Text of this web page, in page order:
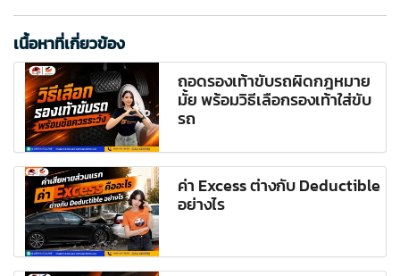
เนื้อหาที่เกี่ยวข้อง
ถอดรองเท้าขับรถผิดกฎหมาย
มั้ย พร้อมวิธีเลือกรองเท้าใส่ขับ
รถ
ค่า Excess ต่างกับ Deductible
อย่างไร